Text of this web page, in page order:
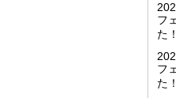
フ
た
フ
た